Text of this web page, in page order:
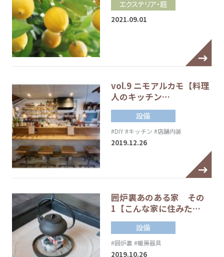
エクステリア・庭
2021.09.01
vol.9 ニモアルカモ【料理
人のキッチン…
設備
#DIY#キッチン #店舗内装
2019.12.26
囲炉裏あのある家 その
1【こんな家に住みた…
設備
#囲炉裏 #暖房器具
2019.10.26